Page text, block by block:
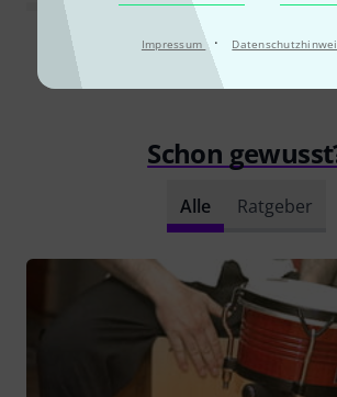
Impressum ·
Alle Bewertungen
Schon
Alle Ratgeber